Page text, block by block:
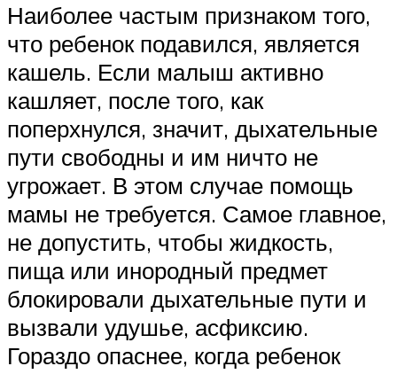
Наиболее частым признаком того,
что ребенок подавился, является
кашель. Если малыш активно
кашляет, после того, как
поперхнулся, значит, дыхательные
пути свободны и им ничто не
угрожает. В этом случае помощь
мамы не требуется. Самое главное,
не допустить, чтобы жидкость,
пища или инородный предмет
блокировали дыхательные пути и
вызвали удушье, асфиксию.
Гораздо опаснее, когда ребенок